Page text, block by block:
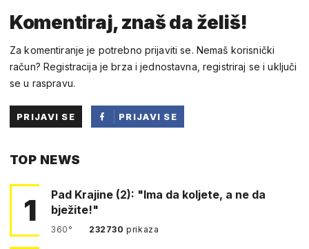
Komentiraj, znaš da želiš!
Za komentiranje je potrebno prijaviti se. Nemaš korisnički
račun? Registracija je brza i jednostavna, registriraj se i uključi
se u raspravu.
PRIJAVI SE
PRIJAVI SE
TOP NEWS
1
Pad Krajine (2): "Ima da koljete, a ne da
bježite!"
360° 232730prikaza